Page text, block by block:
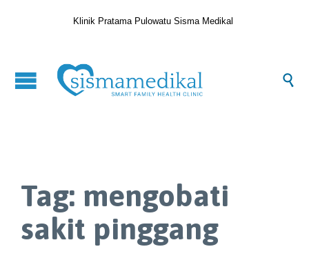
Klinik Pratama Pulowatu Sisma Medikal

Tag: mengobati
sakit pinggang